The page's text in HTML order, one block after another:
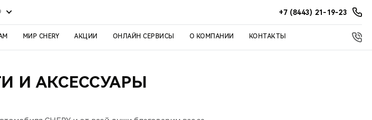
+7 (8443) 21-19-23
МИР CHERY АКЦИИ ОНЛАЙН СЕРВИСЫ О КОМПАНИИ КОНТАКТЫ
И АКСЕССУАРЫ